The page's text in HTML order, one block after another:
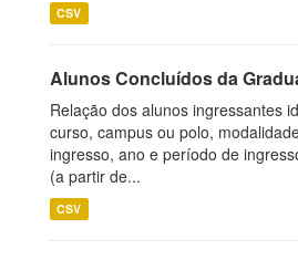
CSV
Alunos Concluídos da
Relação dos alunos ingressantes
curso, campus ou polo,
ingresso, ano e período de
(a partir de...
CSV